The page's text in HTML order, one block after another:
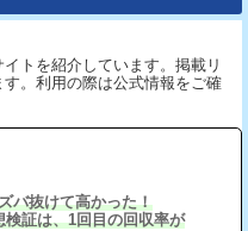
トを紹介しています。掲載リ
。利用の際は公式情報をご確
バ抜けて高かった！
証は、1回目の回収率が